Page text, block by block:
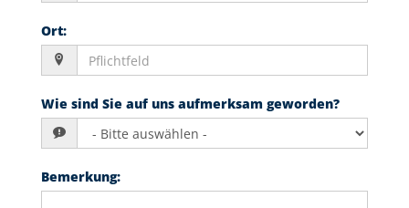
Ort:
Wie sind Sie auf uns aufmerksam geworden?
Bemerkung: